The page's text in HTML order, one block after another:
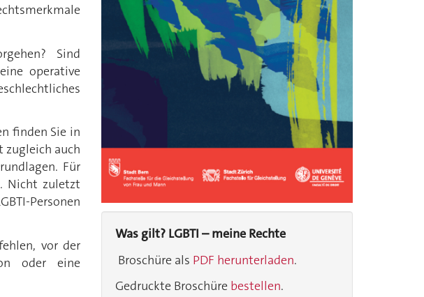
Sind
operative
finden Sie in
zugleich auch
Für
Nicht zuletzt
Personen
vor der
oder eine
Was gilt? LGBTI – meine Rechte
Broschüre als PDF herunterladen.
Gedruckte Broschüre bestellen.